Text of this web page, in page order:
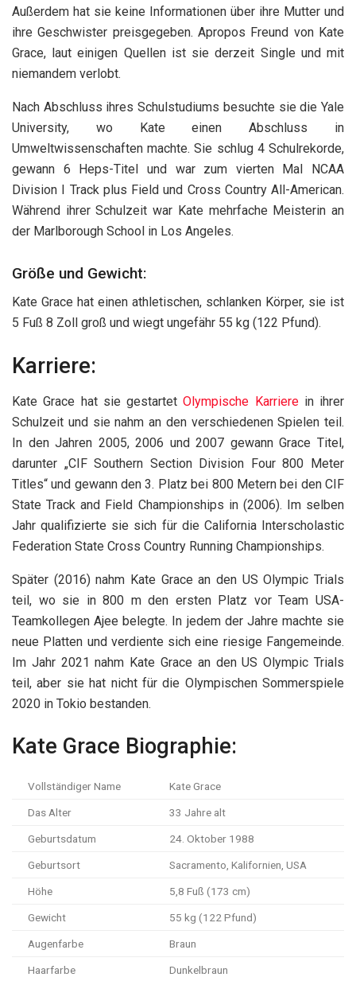
Außerdem hat sie keine Informationen über ihre Mutter und
ihre Geschwister preisgegeben. Apropos Freund von Kate
Grace, laut einigen Quellen ist sie derzeit Single und mit
niemandem verlobt.
Nach Abschluss ihres Schulstudiums besuchte sie die Yale
University, wo Kate einen Abschluss in
Umweltwissenschaften machte. Sie schlug 4 Schulrekorde,
gewann 6 Heps-Titel und war zum vierten Mal NCAA
Division I Track plus Field und Cross Country All-American.
Während ihrer Schulzeit war Kate mehrfache Meisterin an
der Marlborough School in Los Angeles.
Größe und Gewicht:
Kate Grace hat einen athletischen, schlanken Körper, sie ist
5 Fuß 8 Zoll groß und wiegt ungefähr 55 kg (122 Pfund).
Karriere:
Kate Grace hat sie gestartetOlympische Karrierein ihrer
Schulzeit und sie nahm an den verschiedenen Spielen teil.
In den Jahren 2005, 2006 und 2007 gewann Grace Titel,
darunter „CIF Southern Section Division Four 800 Meter
Titles“ und gewann den 3. Platz bei 800 Metern bei den CIF
State Track and Field Championships in (2006). Im selben
Jahr qualifizierte sie sich für die California Interscholastic
Federation State Cross Country Running Championships.
Später (2016) nahm Kate Grace an den US Olympic Trials
teil, wo sie in 800 m den ersten Platz vor Team USA-
Teamkollegen Ajee belegte. In jedem der Jahre machte sie
neue Platten und verdiente sich eine riesige Fangemeinde.
Im Jahr 2021 nahm Kate Grace an den US Olympic Trials
teil, aber sie hat nicht für die Olympischen Sommerspiele
2020 in Tokio bestanden.
Kate Grace Biographie:
Vollständiger Name Kate Grace
Das Alter 33 Jahre alt
Geburtsdatum 24. Oktober 1988
Geburtsort Sacramento, Kalifornien, USA
Höhe 5,8 Fuß (173 cm)
Gewicht 55 kg (122 Pfund)
Augenfarbe Braun
Haarfarbe Dunkelbraun